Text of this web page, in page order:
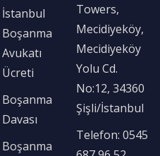
İstanbul
Boşanma
Avukatı
Ücreti
Boşanma
Davası
Boşanma
Towers,
Mecidiyeköy,
Mecidiyeköy
Yolu Cd.
No:12, 34360
Şişli/İstanbul
Telefon: 0545